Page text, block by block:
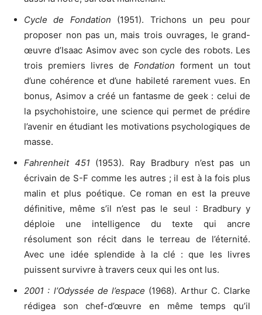
Cycle de Fondation (1951). Trichons un peu pour
proposer non pas un, mais trois ouvrages, le grand-
œuvre d’Isaac Asimov avec son cycle des robots. Les
trois premiers livres deFondation forment un tout
d’une cohérence et d’une habileté rarement vues. En
bonus, Asimov a créé un fantasme de geek : celui de
la psychohistoire, une science qui permet de prédire
l’avenir en étudiant les motivations psychologiques de
masse.
Fahrenheit 451 (1953). Ray Bradbury n’est pas un
écrivain de S-F comme les autres ; il est à la fois plus
malin et plus poétique. Ce roman en est la preuve
définitive, même s’il n’est pas le seul : Bradbury y
déploie une intelligence du texte qui ancre
résolument son récit dans le terreau de l’éternité.
Avec une idée splendide à la clé : que les livres
puissent survivre à travers ceux qui les ont lus.
2001 : l’Odyssée de l’espace (1968). Arthur C. Clarke
rédigea son chef-d’œuvre en même temps qu’il